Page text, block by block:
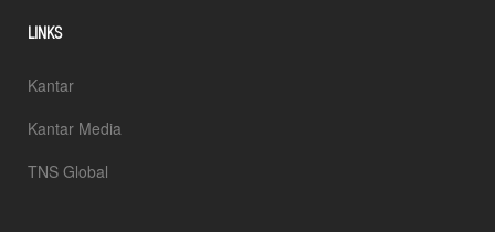
LINKS
Kantar
Kantar Media
TNS Global